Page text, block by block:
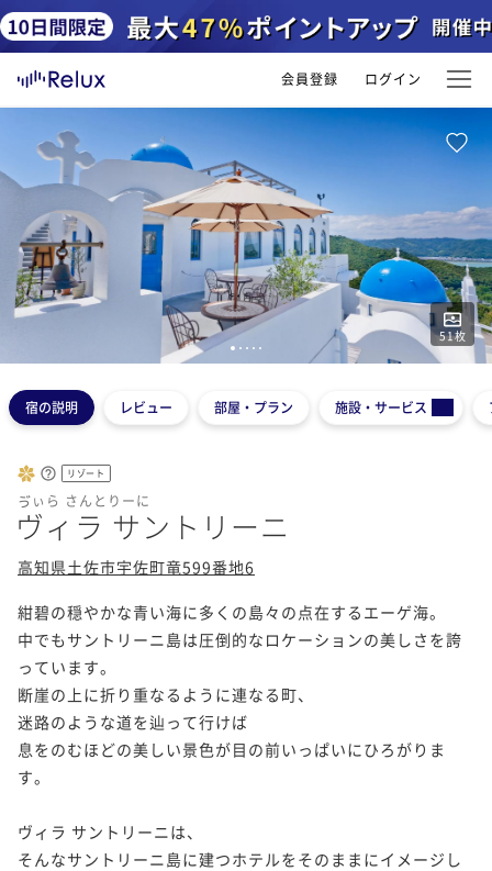
会員登録 ログイン
51枚
1 2 3 4 5
宿の説明 レビュー 部屋・プラン 施設・サービス
リゾート
ゔぃら さんとりーに
ヴィラ サントリーニ
高知県土佐市宇佐町竜599番地6
紺碧の穏やかな青い海に多くの島々の点在するエーゲ海。
中でもサントリーニ島は圧倒的なロケーションの美しさを誇
っています。
断崖の上に折り重なるように連なる町、
迷路のような道を辿って行けば
息をのむほどの美しい景色が目の前いっぱいにひろがりま
す。
ヴィラ サントリーニは、
そんなサントリーニ島に建つホテルをそのままにイメージし